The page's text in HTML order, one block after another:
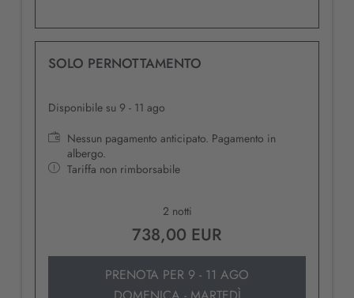
SOLO PERNOTTAMENTO
Disponibile su 9 - 11 ago
Nessun pagamento anticipato. Pagamento in
albergo.
Tariffa non rimborsabile
2 notti
738,00 EUR
PRENOTA PER 9 - 11 AGO